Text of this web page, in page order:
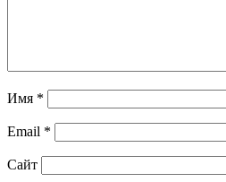
Имя *
Email *
Сайт